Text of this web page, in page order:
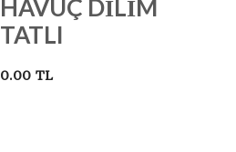
HAVUÇ DILIM
TATLI
0.00 TL